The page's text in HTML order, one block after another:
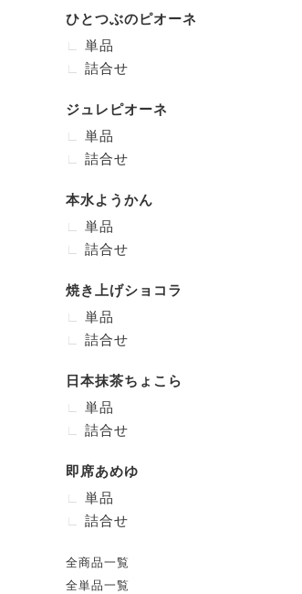
ひとつぶのピオーネ
単品
詰合せ
ジュレピオーネ
単品
詰合せ
本水ようかん
単品
詰合せ
焼き上げショコラ
単品
詰合せ
日本抹茶ちょこら
単品
詰合せ
即席あめゆ
単品
詰合せ
全商品一覧
全単品一覧